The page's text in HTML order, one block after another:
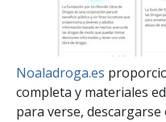
Noaladroga.es
completa y materiales
para verse,